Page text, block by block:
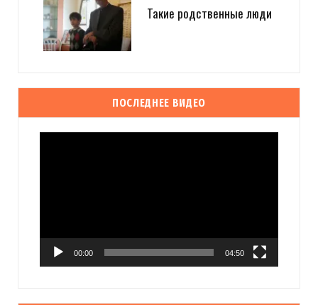
Такие родственные люди
ПОСЛЕДНЕЕ ВИДЕО
00:00 04:50